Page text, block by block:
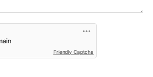
Friendly Captcha